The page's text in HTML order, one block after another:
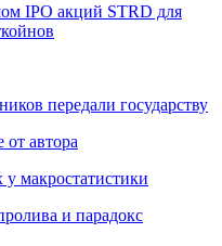
IPO акций STRD для
передали государству
автора
макростатистики
и парадокс